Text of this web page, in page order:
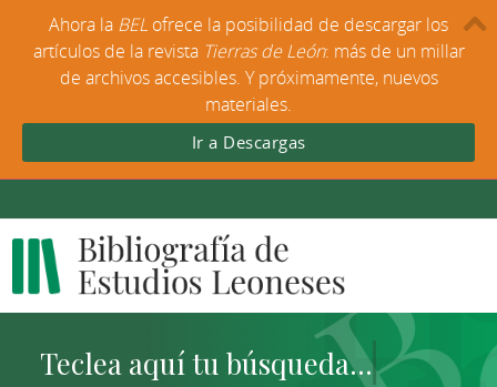
Ahora la BEL ofrece la posibilidad de descargar los
artículos de la revista Tierras de León: más de un millar
de archivos accesibles. Y próximamente, nuevos
materiales.
Ir a Descargas